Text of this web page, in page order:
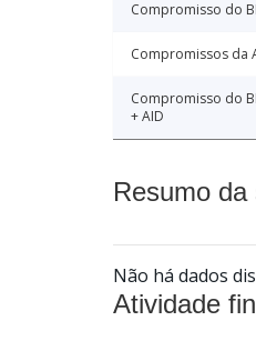
Compromisso do
Compromissos da
Compromisso do
+ AID
Resumo
Não há dados
Atividade